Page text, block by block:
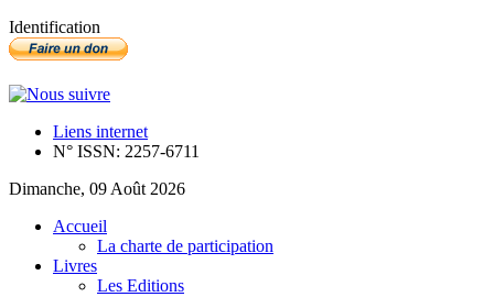
Identification
Liens internet
N° ISSN: 2257-6711
Dimanche, 09 Août 2026
Accueil
La charte de participation
Livres
Les Editions